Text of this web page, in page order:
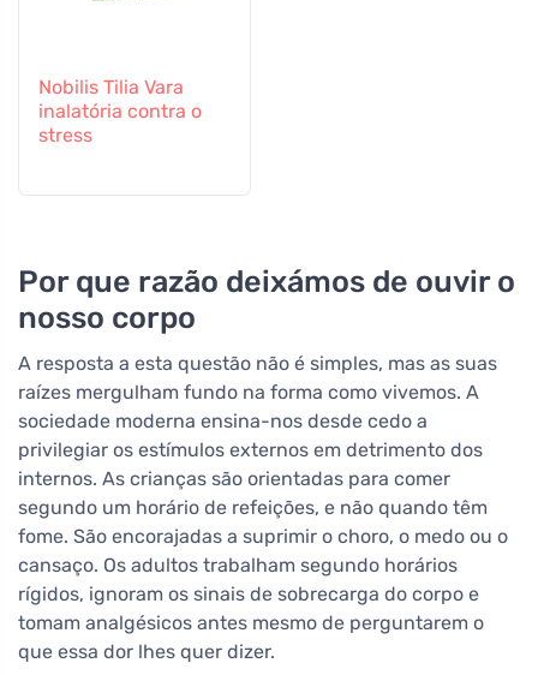
Nobilis Tilia Vara
inalatória contra o
stress
Por que razão deixámos de ouvir o
nosso corpo
A resposta a esta questão não é simples, mas as suas
raízes mergulham fundo na forma como vivemos. A
sociedade moderna ensina-nos desde cedo a
privilegiar os estímulos externos em detrimento dos
internos. As crianças são orientadas para comer
segundo um horário de refeições, e não quando têm
fome. São encorajadas a suprimir o choro, o medo ou o
cansaço. Os adultos trabalham segundo horários
rígidos, ignoram os sinais de sobrecarga do corpo e
tomam analgésicos antes mesmo de perguntarem o
que essa dor lhes quer dizer.